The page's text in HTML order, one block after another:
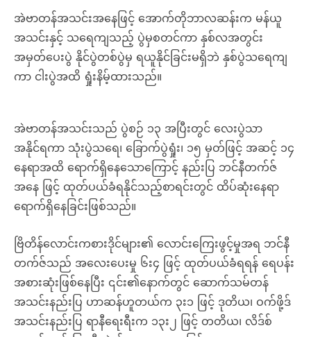
အဲဗာတန်အသင်းအနေဖြင့် အောက်တိုဘာလဆန်းက မန်ယူ
အသင်းနှင့် သရေကျသည့် ပွဲမှစတင်ကာ နှစ်လအတွင်း
အမှတ်ပေးပွဲ နိုင်ပွဲတစ်ပွဲမှ ရယူနိုင်ခြင်းမရှိဘဲ နှစ်ပွဲသရေကျ
ကာ ငါးပွဲအထိ ရှုံးနိမ့်ထားသည်။
အဲဗာတန်အသင်းသည် ပွဲစဉ် ၁၃ အပြီးတွင် လေးပွဲသာ
အနိုင်ရကာ သုံးပွဲသရေ၊ ခြောက်ပွဲရှုံး၊ ၁၅ မှတ်ဖြင့် အဆင့် ၁၄
နေရာအထိ ရောက်ရှိနေသောကြောင့် နည်းပြ ဘင်နီတက်ဇ်
အနေ ဖြင့် ထုတ်ပယ်ခံရနိုင်သည့်စာရင်းတွင် ထိပ်ဆုံးနေရာ
ရောက်ရှိနေခြင်းဖြစ်သည်။
ဗြိတိန်လောင်းကစားဒိုင်များ၏ လောင်းကြေးဖွင့်မှုအရ ဘင်နီ
တက်ဇ်သည် အလေးပေးမှု ၆း၄ ဖြင့် ထုတ်ပယ်ခံရရန် ရေပန်း
အစားဆုံးဖြစ်နေပြီး ၎င်း၏နောက်တွင် ဆောက်သမ်တန်
အသင်းနည်းပြ ဟာဆန်ဟူတယ်က ၃း၁ ဖြင့် ဒုတိယ၊ ဝက်ဖို့ဒ်
အသင်းနည်းပြ ရာနီရေးရီးက ၁၃း၂ ဖြင့် တတိယ၊ လိဒ်စ်